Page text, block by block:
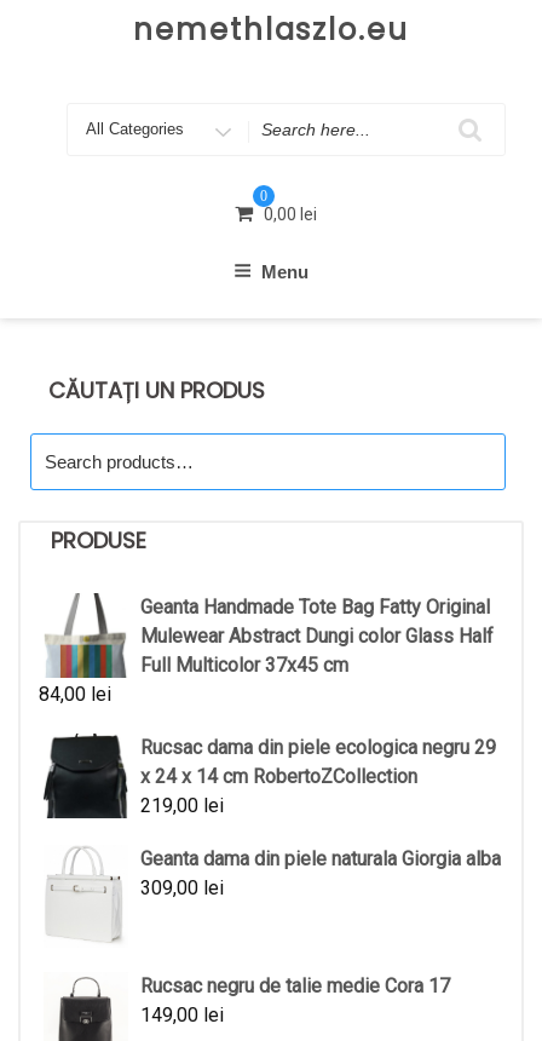
nemethlaszlo.eu
Search
0
0,00 lei
Menu
CĂUTAȚI UN PRODUS
for:
PRODUSE
Geanta Handmade Tote Bag Fatty Original
Mulewear Abstract Dungi color Glass Half
Full Multicolor 37x45 cm
84,00 lei
Rucsac dama din piele ecologica negru 29
x 24 x 14 cm RobertoZCollection
219,00 lei
Geanta dama din piele naturala Giorgia alba
309,00 lei
Rucsac negru de talie medie Cora 17
149,00 lei